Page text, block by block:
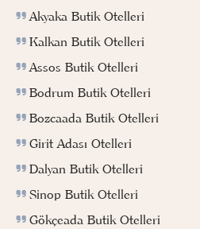
Akyaka Butik Otelleri
Kalkan Butik Otelleri
Assos Butik Otelleri
Bodrum Butik Otelleri
Bozcaada Butik Otelleri
Girit Adası Otelleri
Dalyan Butik Otelleri
Sinop Butik Otelleri
Gökçeada Butik Otelleri